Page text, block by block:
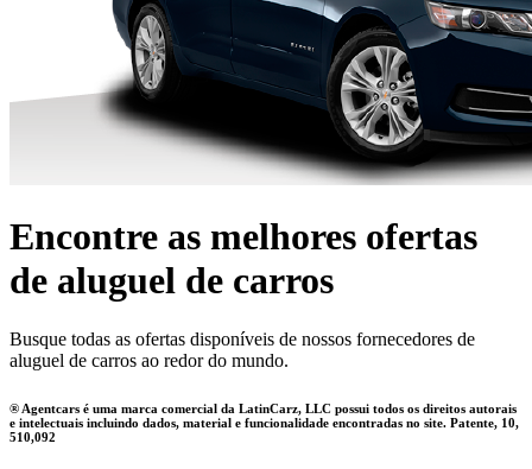
Encontre as melhores ofertas
de aluguel de carros
Busque todas as ofertas disponíveis de nossos fornecedores de
aluguel de carros ao redor do mundo.
® Agentcars é uma marca comercial da LatinCarz, LLC possui todos os direitos autorais
e intelectuais incluindo dados, material e funcionalidade encontradas no site. Patente, 10,
510,092